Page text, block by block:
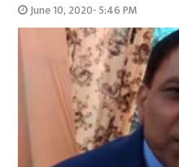
June 10, 2020- 5:46 PM